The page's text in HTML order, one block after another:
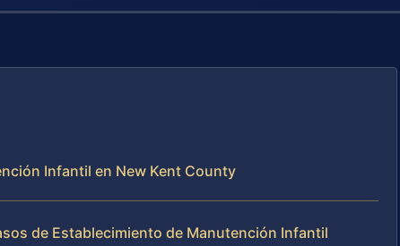
Infantil en New Kent County
de Establecimiento de Manutención Infantil